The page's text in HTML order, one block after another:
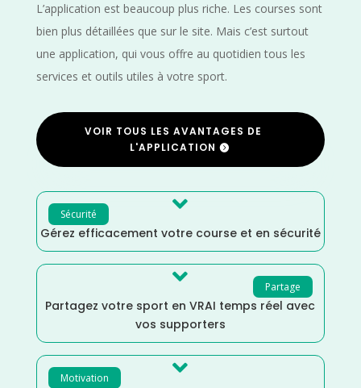
L’application est beaucoup plus riche. Les courses sont
bien plus détaillées que sur le site. Mais c’est surtout
une application, qui vous offre au quotidien tous les
services et outils utiles à votre sport.
VOIR TOUS LES AVANTAGES DE
L'APPLICATION
Sécurité 
Gérez efficacement votre course et en sécurité
Partage

Partagez votre sport en VRAI temps réel avec
vos supporters
Motivation 